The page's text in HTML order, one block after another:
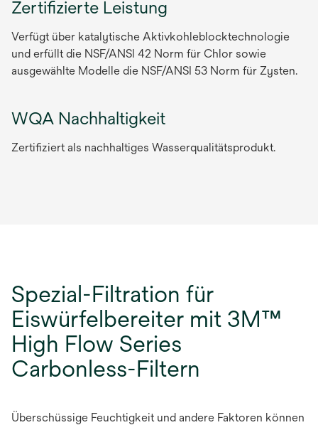
Zertifizierte Leistung
Verfügt über katalytische Aktivkohleblocktechnologie
und erfüllt die NSF/ANSI 42 Norm für Chlor sowie
ausgewählte Modelle die NSF/ANSI 53 Norm für Zysten.
WQA Nachhaltigkeit
Zertifiziert als nachhaltiges Wasserqualitätsprodukt.
Spezial-Filtration für
Eiswürfelbereiter mit 3M™
High Flow Series
Carbonless-Filtern
Überschüssige Feuchtigkeit und andere Faktoren können